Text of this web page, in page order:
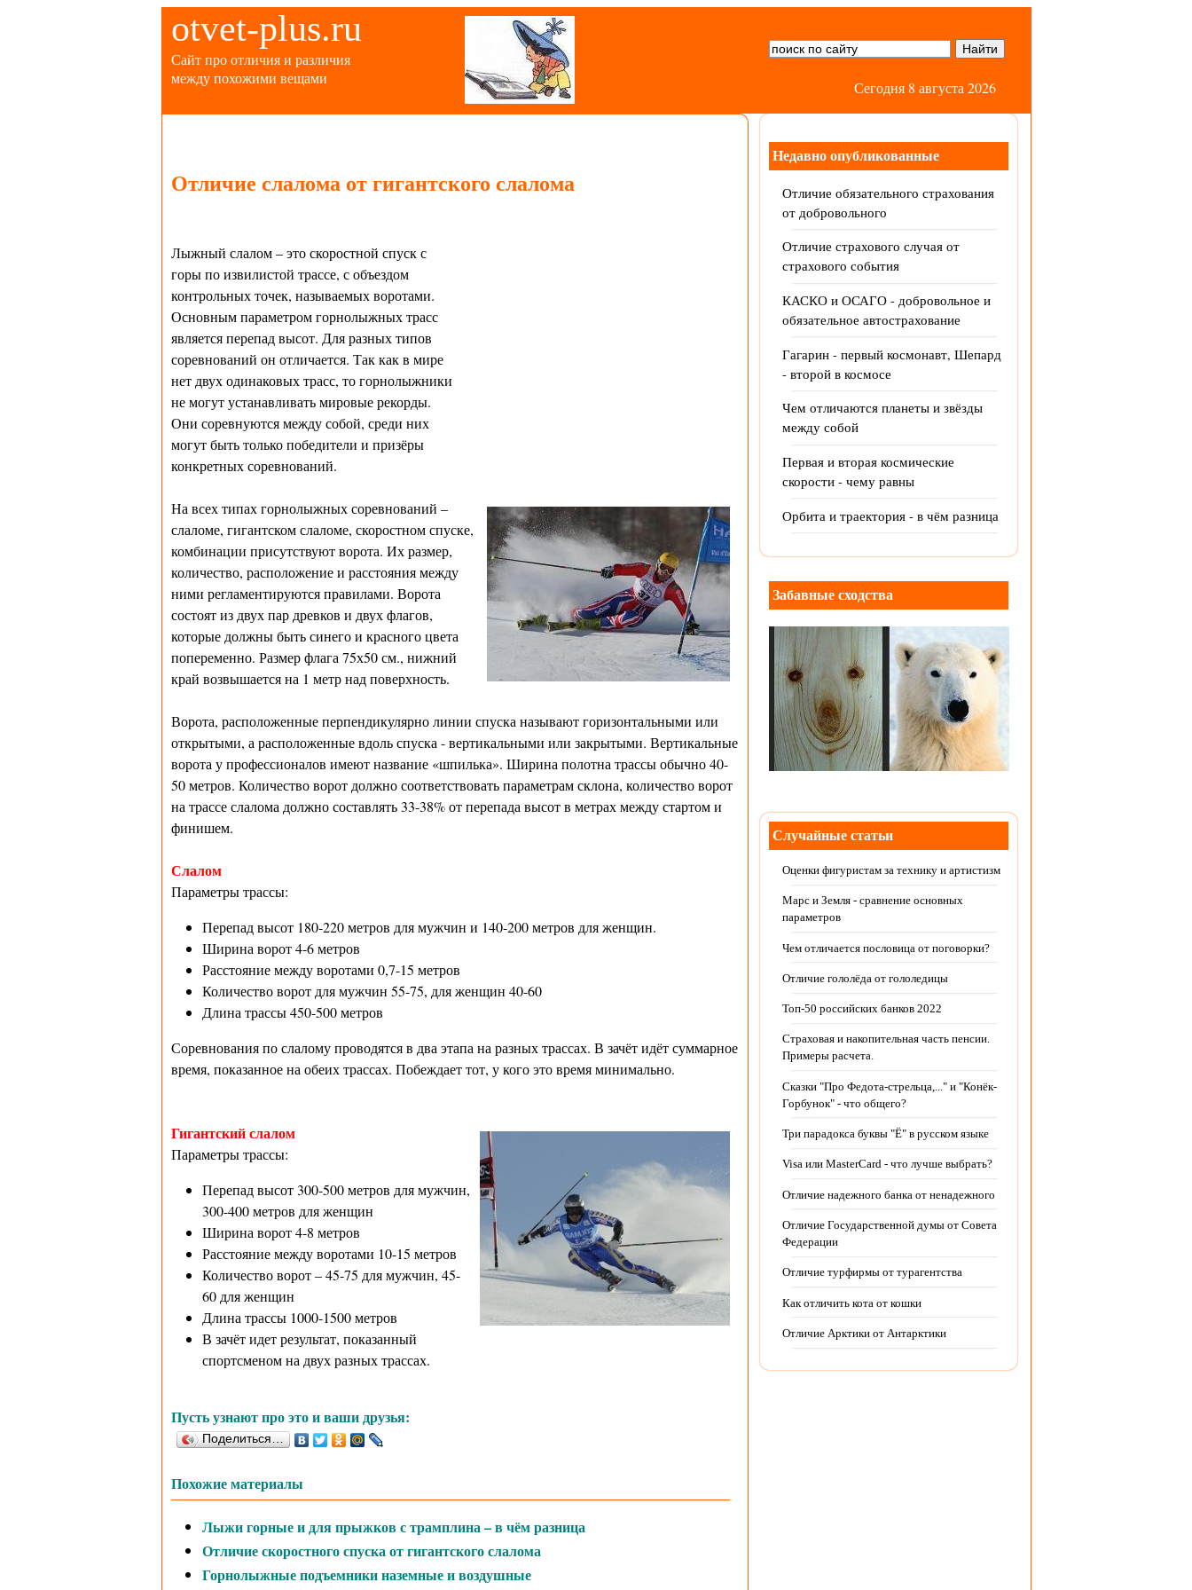
otvet-plus.ru
Сайт про отличия и различия
между похожими вещами
Сегодня 8 августа 2026
Отличие слалома от гигантского слалома
Лыжный слалом – это скоростной спуск с
горы по извилистой трассе, с объездом
контрольных точек, называемых воротами.
Основным параметром горнолыжных трасс
является перепад высот. Для разных типов
соревнований он отличается. Так как в мире
нет двух одинаковых трасс, то горнолыжники
не могут устанавливать мировые рекорды.
Они соревнуются между собой, среди них
могут быть только победители и призёры
конкретных соревнований.
На всех типах горнолыжных соревнований –
слаломе, гигантском слаломе, скоростном спуске,
комбинации присутствуют ворота. Их размер,
количество, расположение и расстояния между
ними регламентируются правилами. Ворота
состоят из двух пар древков и двух флагов,
которые должны быть синего и красного цвета
попеременно. Размер флага 75х50 см., нижний
край возвышается на 1 метр над поверхность.
Ворота, расположенные перпендикулярно линии спуска называют горизонтальными или
открытыми, а расположенные вдоль спуска - вертикальными или закрытыми. Вертикальные
ворота у профессионалов имеют название «шпилька». Ширина полотна трассы обычно 40-
50 метров. Количество ворот должно соответствовать параметрам склона, количество ворот
на трассе слалома должно составлять 33-38% от перепада высот в метрах между стартом и
финишем.
Слалом
Параметры трассы:
Перепад высот 180-220 метров для мужчин и 140-200 метров для женщин.
Ширина ворот 4-6 метров
Расстояние между воротами 0,7-15 метров
Количество ворот для мужчин 55-75, для женщин 40-60
Длина трассы 450-500 метров
Соревнования по слалому проводятся в два этапа на разных трассах. В зачёт идёт суммарное
время, показанное на обеих трассах. Побеждает тот, у кого это время минимально.
Гигантский слалом
Параметры трассы:
Перепад высот 300-500 метров для мужчин,
300-400 метров для женщин
Ширина ворот 4-8 метров
Расстояние между воротами 10-15 метров
Количество ворот – 45-75 для мужчин, 45-
60 для женщин
Длина трассы 1000-1500 метров
В зачёт идет результат, показанный
спортсменом на двух разных трассах.
Пусть узнают про это и ваши друзья:
Поделиться…
Похожие материалы
Лыжи горные и для прыжков с трамплина – в чём разница
Отличие скоростного спуска от гигантского слалома
Горнолыжные подъемники наземные и воздушные
Недавно опубликованные
Отличие обязательного страхования
от добровольного
Отличие страхового случая от
страхового события
КАСКО и ОСАГО - добровольное и
обязательное автострахование
Гагарин - первый космонавт, Шепард
- второй в космосе
Чем отличаются планеты и звёзды
между собой
Первая и вторая космические
скорости - чему равны
Орбита и траектория - в чём разница
Забавные сходства
Случайные статьи
Оценки фигуристам за технику и артистизм
Марс и Земля - сравнение основных
параметров
Чем отличается пословица от поговорки?
Отличие гололёда от гололедицы
Топ-50 российских банков 2022
Страховая и накопительная часть пенсии.
Примеры расчета.
Сказки "Про Федота-стрельца,..." и "Конёк-
Горбунок" - что общего?
Три парадокса буквы "Ё" в русском языке
Visa или MasterCard - что лучше выбрать?
Отличие надежного банка от ненадежного
Отличие Государственной думы от Совета
Федерации
Отличие турфирмы от турагентства
Как отличить кота от кошки
Отличие Арктики от Антарктики